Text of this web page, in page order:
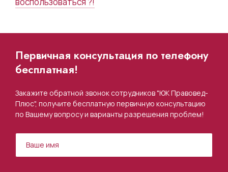
Первичная консультация по телефону
бесплатная!
Закажите обратной звонок сотрудников "ЮК Правовед-
Плюс", получите бесплатную первичную консультацию
по Вашему вопросу и варианты разрешения проблем!